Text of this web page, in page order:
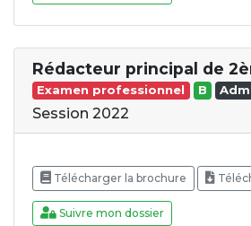
Rédacteur principal de
Examen professionnel B
Session 2022
Télécharger la brochure
Suivre mon dossier